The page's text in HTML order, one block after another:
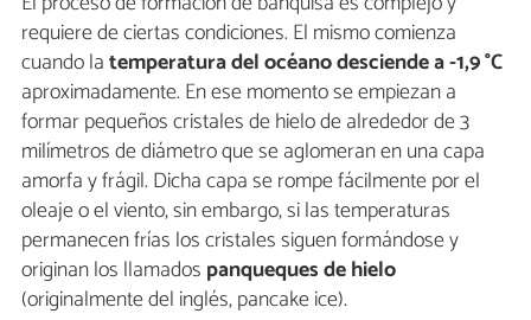
requiere de ciertas condiciones. El mismo comienza
cuando latemperatura del océano desciende a -1,9 °C
aproximadamente. En ese momento se empiezan a
formar pequeños cristales de hielo de alrededor de 3
milímetros de diámetro que se aglomeran en una capa
amorfa y frágil. Dicha capa se rompe fácilmente por el
oleaje o el viento, sin embargo, si las temperaturas
permanecen frías los cristales siguen formándose y
originan los llamados panqueques de hielo
(originalmente del inglés, pancake ice).